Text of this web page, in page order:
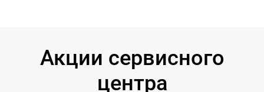
Акции сервисного
центра